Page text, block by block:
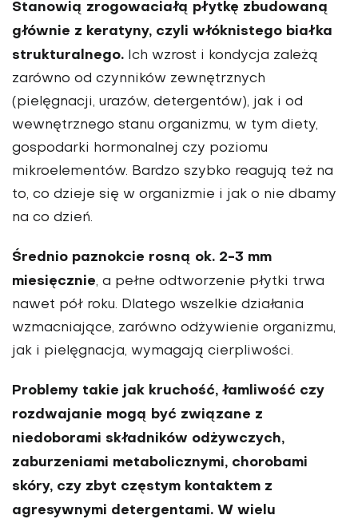
Stanowią zrogowaciałą płytkę zbudowaną
głównie z keratyny, czyli włóknistego białka
strukturalnego. Ich wzrost i kondycja zależą
zarówno od czynników zewnętrznych
(pielęgnacji, urazów, detergentów), jak i od
wewnętrznego stanu organizmu, w tym diety,
gospodarki hormonalnej czy poziomu
mikroelementów. Bardzo szybko reagują też na
to, co dzieje się w organizmie i jak o nie dbamy
na co dzień.
Średnio paznokcie rosną ok. 2-3 mm
miesięcznie, a pełne odtworzenie płytki trwa
nawet pół roku. Dlatego wszelkie działania
wzmacniające, zarówno odżywienie organizmu,
jak i pielęgnacja, wymagają cierpliwości.
Problemy takie jak kruchość, łamliwość czy
rozdwajanie mogą być związane z
niedoborami składników odżywczych,
zaburzeniami metabolicznymi, chorobami
skóry, czy zbyt częstym kontaktem z
agresywnymi detergentami. W wielu